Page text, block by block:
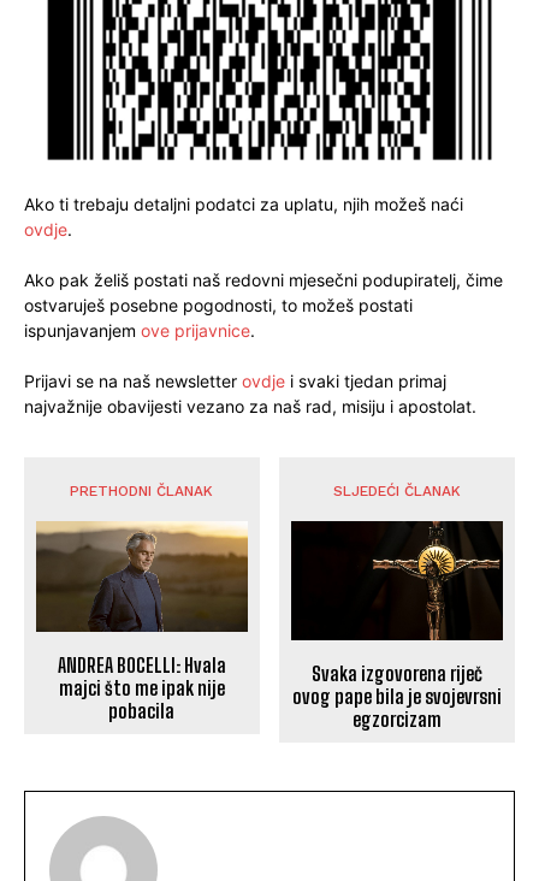
Ako ti trebaju detaljni podatci za uplatu, njih možeš naći
ovdje.
Ako pak želiš postati naš redovni mjesečni podupiratelj, čime
ostvaruješ posebne pogodnosti, to možeš postati
ispunjavanjem ove prijavnice.
Prijavi se na naš newsletter ovdje i svaki tjedan primaj
najvažnije obavijesti vezano za naš rad, misiju i apostolat.
PRETHODNI ČLANAK
ANDREA BOCELLI: Hvala
majci što me ipak nije
pobacila
SLJEDEĆI ČLANAK
Svaka izgovorena riječ
ovog pape bila je svojevrsni
egzorcizam